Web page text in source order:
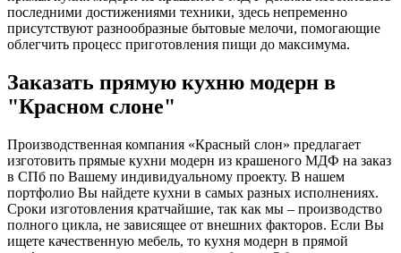
последними достижениями техники, здесь непременно
присутствуют разнообразные бытовые мелочи, помогающие
облегчить процесс приготовления пищи до максимума.
Заказать прямую кухню модерн в
"Красном слоне"
Производственная компания «Красный слон» предлагает
изготовить прямые кухни модерн из крашеного МДФ на заказ
в СПб по Вашему индивидуальному проекту. В нашем
портфолио Вы найдете кухни в самых разных исполнениях.
Сроки изготовления кратчайшие, так как мы – производство
полного цикла, не зависящее от внешних факторов. Если Вы
ищете качественную мебель, то кухня модерн в прямой